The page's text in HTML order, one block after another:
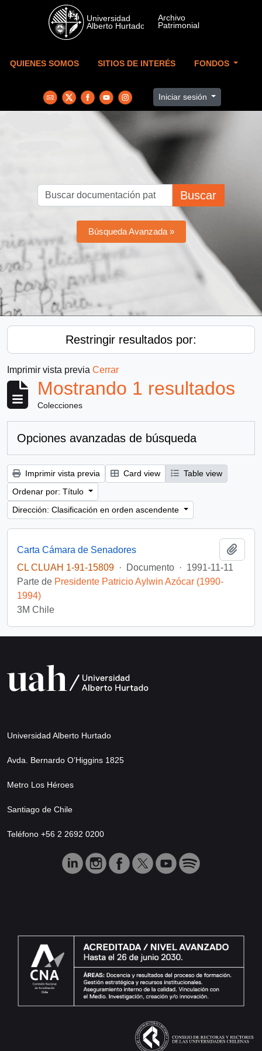
Skip to main content
QUIENES SOMOS SITIOS DE INTERÉS FONDOS
Iniciar sesión
Buscar
Búsqueda Avanzada »
Restringir resultados por:
Imprimir vista previa Cerrar
Mostrando 1 resultados
Colecciones
Opciones avanzadas de búsqueda
Imprimir vista previa Card view
Table view
Ordenar por: Título
Dirección: Clasificación en orden ascendente
Carta Cámara de Senadores
CL CLUAH 1-91-15809 · Documento · 1991-11-11
Parte de Presidente Patricio Aylwin Azócar (1990-
1994)
3M Chile
Universidad Alberto Hurtado
Avda. Bernardo O’Higgins 1825
Metro Los Héroes
Santiago de Chile
Teléfono +56 2 2692 0200